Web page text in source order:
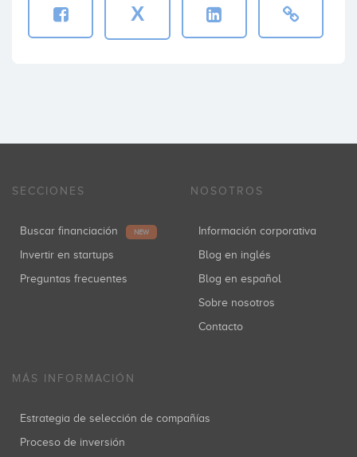
X
SECCIONES
Buscar financiación NEW
Invertir en startups
Preguntas frecuentes
NOSOTROS
Información corporativa
Blog en inglés
Blog en español
Sobre nosotros
Contacto
MÁS INFORMACIÓN
Estrategia de selección de compañías
Proceso de inversión